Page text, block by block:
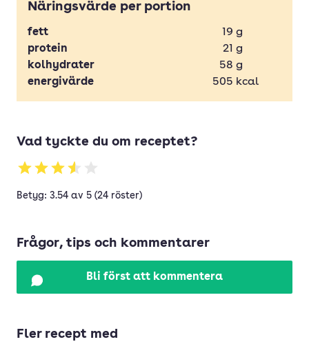
Näringsvärde per portion
fett 19 g
protein
21 g
kolhydrater
58 g
energivärde
505 kcal
Vad tyckte du om receptet?
Betyg: 3.54 av 5 (24 röster)
Frågor, tips och kommentarer
Bli först att kommentera
Fler recept med